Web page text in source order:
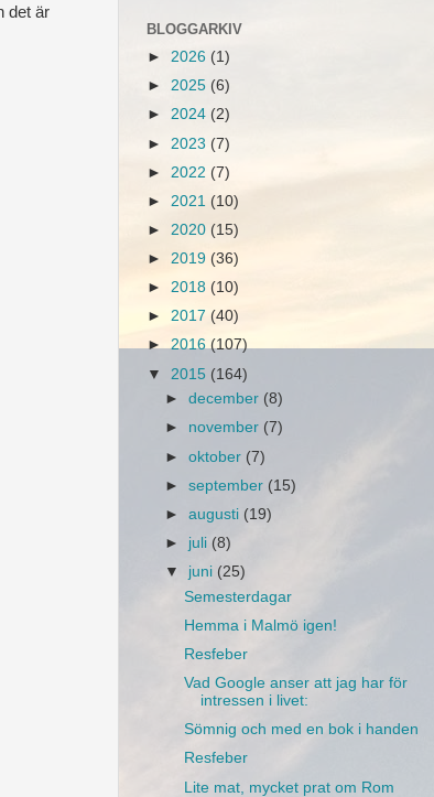
det är
BLOGGARKIV
► 2026 (1)
► 2025 (6)
► 2024 (2)
► 2023 (7)
► 2022 (7)
► 2021 (10)
► 2020 (15)
► 2019 (36)
► 2018 (10)
► 2017 (40)
►2016(107)
▼ 2015 (164)
►december (8)
► november (7)
►oktober (7)
►september (15)
►augusti (19)
► juli (8)
▼ juni (25)
Semesterdagar
Hemma i Malmö igen!
Resfeber
Vad Google anser att jag har för
intressen i livet:
Sömnig och med en bok i handen
Resfeber
Lite mat, mycket prat om Rom